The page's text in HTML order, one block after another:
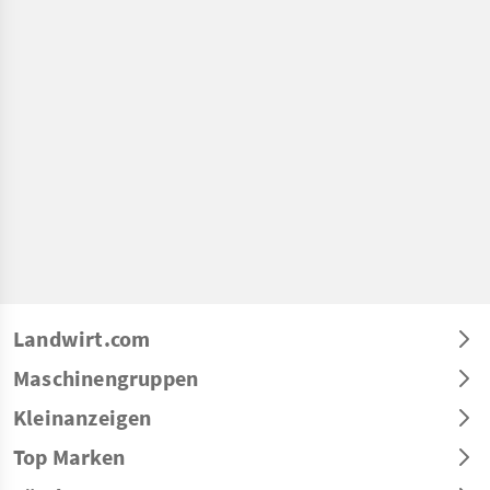
Landwirt.com
Maschinengruppen
Kleinanzeigen
Top Marken